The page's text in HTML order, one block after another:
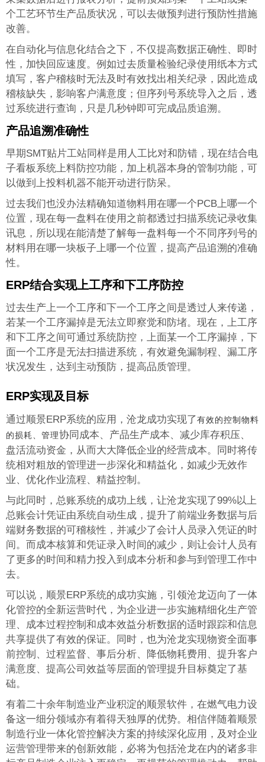
个工艺环节生产品质状况，可以去做预判进行预防性措施
改善。
在自动化与信息化结合之下，不仅提高数据正确性、即时
性，加快回应速度。例如过去质量检验纪录使用纸本方式
填写，客户稽核时无法及时有效找出相关纪录，因此造成
稽核缺失，影响客户满意度；但序列号系统导入之后，透
过系统进行查询，只是几秒钟即可完成品质追溯。
产品追溯准确性
早期SMT贴片工站同样是用人工比对和防错，现在结合电
子看板系统上料防控功能，加上机器本身的管制功能，可
以做到上投料机器不能开动进行防呆。
过去我们也没办法精确知道物料用在哪一个PCB上哪一个
位置，现在每一盘料在使用之前都透过扫描系统记录收集
讯息，所以现在能清楚了解每一盘料每一个不同序列号的
材料用在哪一块板子上哪一个位置，提高产品追溯的准确
性。
ERP结合实现上工序和下工序防控
过去生产上一个工序和下一个工序之间是透过人来传递，
若某一个工序漏掉是无法立即察觉和防堵。现在，上工序
和下工序之间可通过系统防控，上面某一个工序漏掉，下
面一个工序是无法扫描进系统，有效避免漏制程、漏工序
状况发生，达到主动预防，提高品质管理。
ERP实现及目标
通过顺景ERP系统的应用，沧龙成功实现了有效的控制物料
的损耗、管理协同成本、产品生产成本、减少库存积压、
盘活流动资金，从而大大降低企业的经营成本。同时将传
统相对粗放的管理进一步深化和精益化，如减少无效作
业、优化作业流程、精益控制。
与此同时，总账系统的成功上线，让沧龙实现了99%以上
总账会计凭证由系统自动生成，提升了前端业务数据与后
端财务数据的可稽核性，并减少了会计人员录入凭证的时
间。而成本核算和凭证录入时间的减少，则让会计人员有
了更多的时间和精力投入到成本分析和参与到管理工作中
去。
可以说，顺景ERP系统的成功实施，引领沧龙迈向了一体
化管控的全新运营时代，为企业进一步实施精细化生产管
理、成本过程控制和成本效益分析数据的适时跟踪和信息
共享提供了有效的保证。同时，也为沧龙实现物资全面事
前控制、过程监督、事后分析、降低物耗费用、提升客户
满意度、提高公司效益等层面的管理提升目标奠定了基
础。
有着二十余年制造业产业积淀的顺景软件，在燃气电力设
备这一细分领域亦有着得天独厚的优势。相信伴随着顺景
制造行业一体化管控解决方案的持续深化应用，及对企业
运营管理带来的创新效能，必将为包括沧龙在内的诸多非